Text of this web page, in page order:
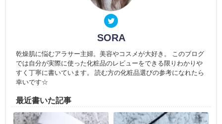
SORA
乾燥肌に悩むアラサー主婦。美容やコスメが大好き。 このブログ
では自分が実際に使った化粧品のレビューをできる限りわかりや
すく丁寧に書いています。 読む方の化粧品選びの参考になれたら
幸いです☆
最近書いた記事